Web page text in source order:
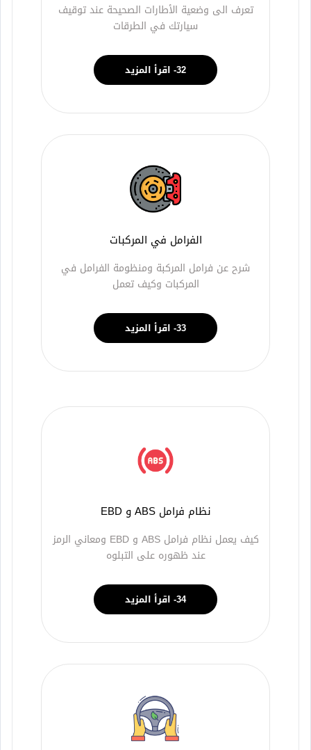
تعرف الى وضعية الأطارات الصحيحة عند توقيف
سيارتك في الطرقات
32- اقرأ المزيد
الفرامل في المركبات
شرح عن فرامل المركبة ومنظومة الفرامل في
المركبات وكيف تعمل
33- اقرأ المزيد
نظام فرامل ABS و EBD
كيف يعمل نظام فرامل ABS و EBD ومعاني الرمز
عند ظهوره على التبلوه
34- اقرأ المزيد